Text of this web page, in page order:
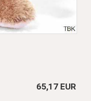
65,17 EUR